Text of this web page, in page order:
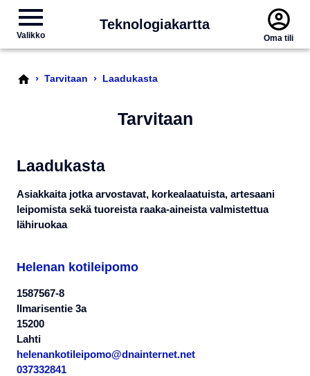
Valikko
Teknologiakartta
Oma tili
› Tarvitaan › Laadukasta
Tarvitaan
Laadukasta
Asiakkaita jotka arvostavat, korkealaatuista, artesaani
leipomista sekä tuoreista raaka-aineista valmistettua
lähiruokaa
Helenan kotileipomo
1587567-8
Ilmarisentie 3a
15200
Lahti
helenankotileipomo@dnainternet.net
037332841